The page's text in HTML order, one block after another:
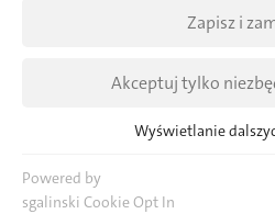
Kolejny krok na drodze
wykorzystaniem
Zapisz i
Akceptuj tylko
Niezbędne pliki cookie są
strony internetowej. Zapewnia to
Wyświetlanie
Powered by
sgalinski Cookie Opt In